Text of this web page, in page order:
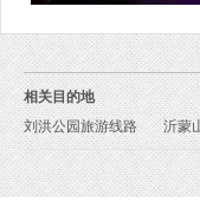
相关目的地
刘洪公园旅游线路